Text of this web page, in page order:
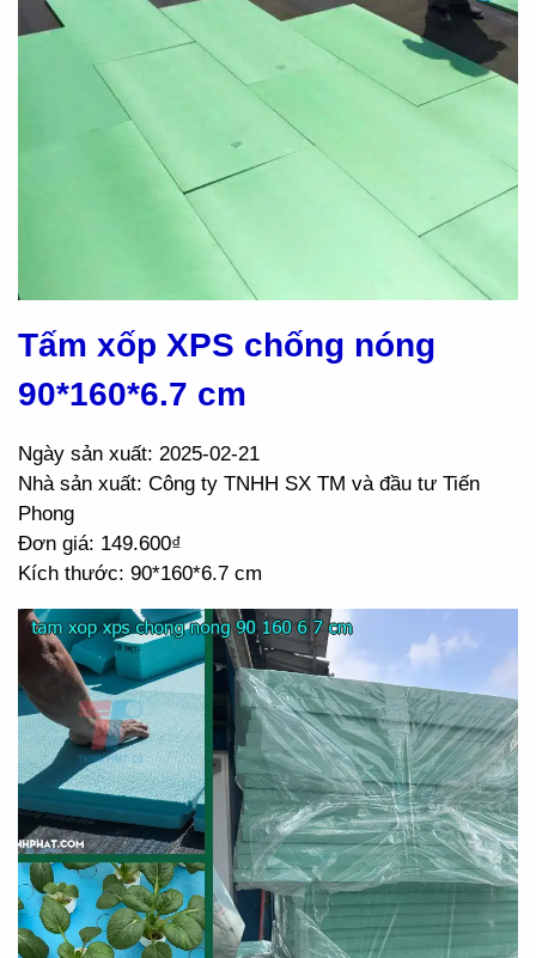
Tấm xốp XPS chống nóng
90*160*6.7 cm
Ngày sản xuất: 2025-02-21
Nhà sản xuất: Công ty TNHH SX TM và đầu tư Tiến
Phong
Đơn giá: 149.600₫
Kích thước: 90*160*6.7 cm